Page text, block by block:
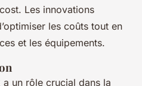
Les innovations
les coûts tout en
et les équipements.
a un rôle crucial dans la